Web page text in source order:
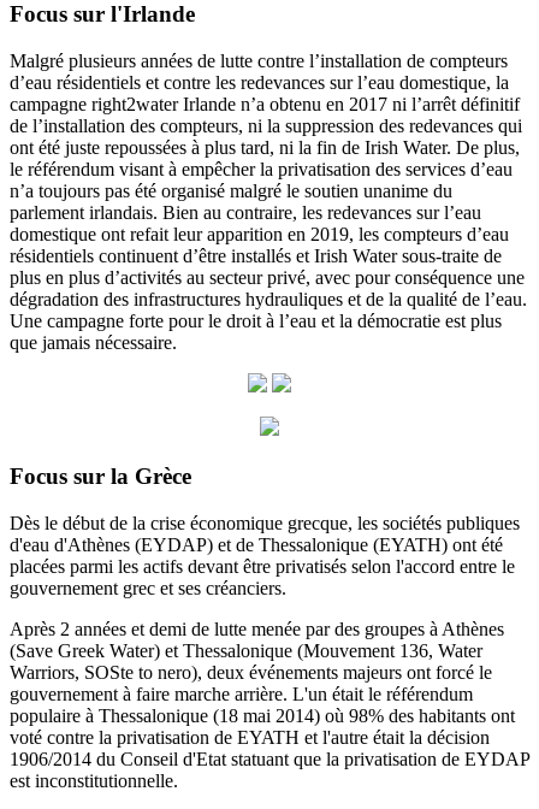
Focus sur l'Irlande
Malgré plusieurs années de lutte contre l’installation de compteurs
d’eau résidentiels et contre les redevances sur l’eau domestique, la
campagne right2water Irlande n’a obtenu en 2017 ni l’arrêt définitif
de l’installation des compteurs, ni la suppression des redevances qui
ont été juste repoussées à plus tard, ni la fin de Irish Water. De plus,
le référendum visant à empêcher la privatisation des services d’eau
n’a toujours pas été organisé malgré le soutien unanime du
parlement irlandais. Bien au contraire, les redevances sur l’eau
domestique ont refait leur apparition en 2019, les compteurs d’eau
résidentiels continuent d’être installés et Irish Water sous-traite de
plus en plus d’activités au secteur privé, avec pour conséquence une
dégradation des infrastructures hydrauliques et de la qualité de l’eau.
Une campagne forte pour le droit à l’eau et la démocratie est plus
que jamais nécessaire.
Focus sur la Grèce
Dès le début de la crise économique grecque, les sociétés publiques
d'eau d'Athènes (EYDAP) et de Thessalonique (EYATH) ont été
placées parmi les actifs devant être privatisés selon l'accord entre le
gouvernement grec et ses créanciers.
Après 2 années et demi de lutte menée par des groupes à Athènes
(Save Greek Water) et Thessalonique (Mouvement 136, Water
Warriors, SOSte to nero), deux événements majeurs ont forcé le
gouvernement à faire marche arrière. L'un était le référendum
populaire à Thessalonique (18 mai 2014) où 98% des habitants ont
voté contre la privatisation de EYATH et l'autre était la décision
1906/2014 du Conseil d'Etat statuant que la privatisation de EYDAP
est inconstitutionnelle.